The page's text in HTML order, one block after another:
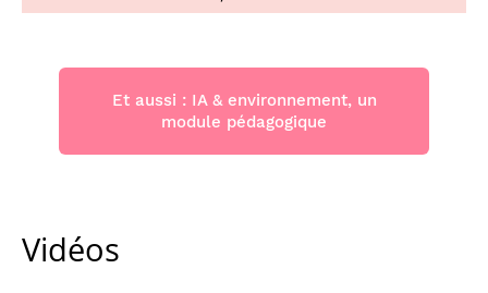
Et aussi : IA & environnement, un
module pédagogique
Vidéos